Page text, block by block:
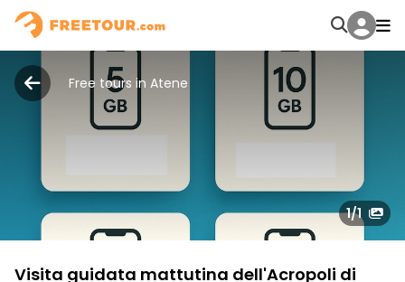
Free tours in Atene
1/1
Visita guidata mattutina dell'Acropoli di